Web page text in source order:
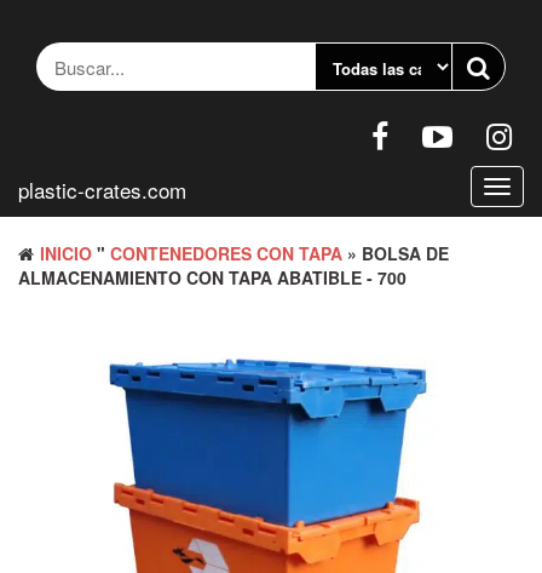
contenido
plastic-crates.com
INICIO " CONTENEDORES CON TAPA » BOLSA DE
ALMACENAMIENTO CON TAPA ABATIBLE - 700